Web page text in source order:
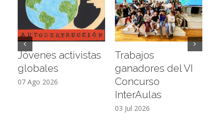
Jóvenes activistas
globales
07 Ago 2026
Trabajos
ganadores del VI
Concurso
InterAulas
03 Jul 2026